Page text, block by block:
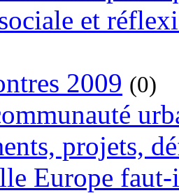
et
2009 (0)
projets,
Europe